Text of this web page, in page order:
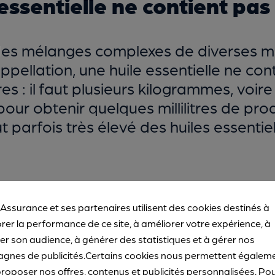
mélanges complexes de diverses
une huile essentielle ne
: il faut plusieurs kilogrammes,
obtenir quelques millilitres de
parfois très élevé des huiles
huiles essentielles
et ses partenaires utilisent des cookies destinés à
la performance de ce site, à améliorer votre expérience, à
son audience, à générer des statistiques et à gérer nos
de publicités.Certains cookies nous permettent
nos offres, contenus et publicités personnalisées.